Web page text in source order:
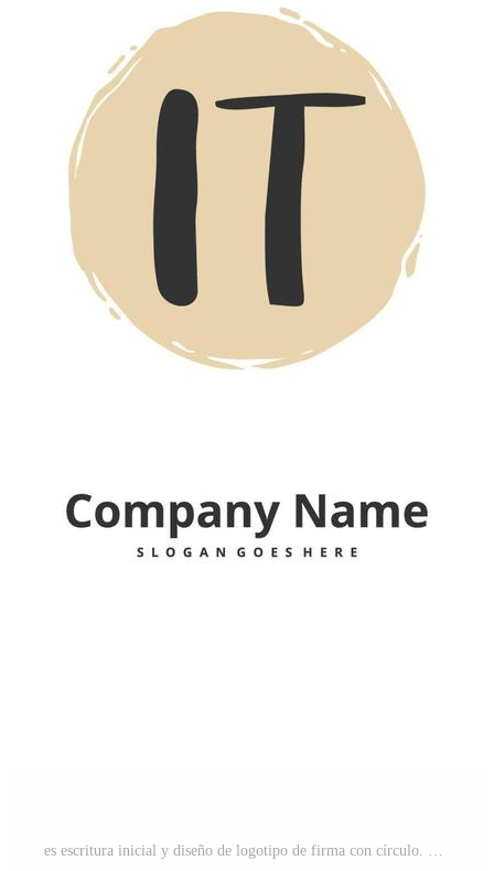
es escritura inicial y diseño de logotipo de firma con círculo. hermoso diseño de logotipo escrito a mano para moda, equipo, boda, logotipo de lujo. Vector Pro